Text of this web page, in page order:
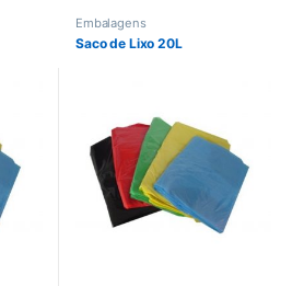
Embalagens
Saco de Lixo 20L